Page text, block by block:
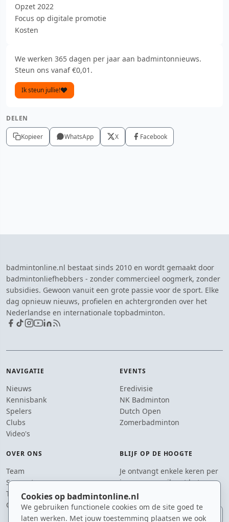
Cookies op badmintonline.nl
We gebruiken functionele cookies om de site goed te
laten werken. Met jouw toestemming plaatsen we ook
Opzet 2022
Focus op digitale promotie
Kosten
We werken 365 dagen per jaar aan badmintonnieuws.
Steun ons vanaf €0,01.
Ik steun jullie!
DELEN
Kopieer WhatsApp X Facebook
badmintonline.nl bestaat sinds 2010 en wordt gemaakt door
badmintonliefhebbers - zonder commercieel oogmerk, zonder
subsidies. Gewoon vanuit een grote passie voor de sport. Elke
dag opnieuw nieuws, profielen en achtergronden over het
Nederlandse en internationale topbadminton.
NAVIGATIE
Nieuws
Kennisbank
Spelers
Clubs
Video's
EVENTS
Eredivisie
NK Badminton
Dutch Open
Zomerbadminton
OVER ONS
Team
Supporters
Tip de redactie
Contact
BLIJF OP DE HOOGTE
Je ontvangt enkele keren per
jaar een e-mail met het
laatste badmintonnieuws.
E-mailadres